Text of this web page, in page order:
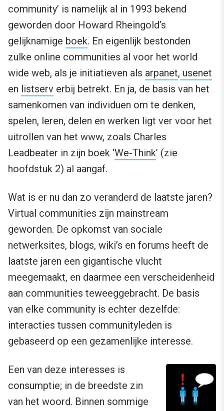
community’ is namelijk al in 1993 bekend
geworden door Howard Rheingold’s
gelijknamige boek. En eigenlijk bestonden
zulke online communities al voor het world
wide web, als je initiatieven als arpanet, usenet
en listserv erbij betrekt. En ja, de basis van het
samenkomen van individuen om te denken,
spelen, leren, delen en werken ligt ver voor het
uitrollen van het www, zoals Charles
Leadbeater in zijn boek ‘We-Think’ (zie
hoofdstuk 2) al aangaf.
Wat is er nu dan zo veranderd de laatste jaren?
Virtual communities zijn mainstream
geworden. De opkomst van sociale
netwerksites, blogs, wiki’s en forums heeft de
laatste jaren een gigantische vlucht
meegemaakt, en daarmee een verscheidenheid
aan communities teweeggebracht. De basis
van elke community is echter dezelfde:
interacties tussen communityleden is
gebaseerd op een gezamenlijke interesse.
Een van deze interesses is
consumptie; in de breedste zin
van het woord. Binnen sommige